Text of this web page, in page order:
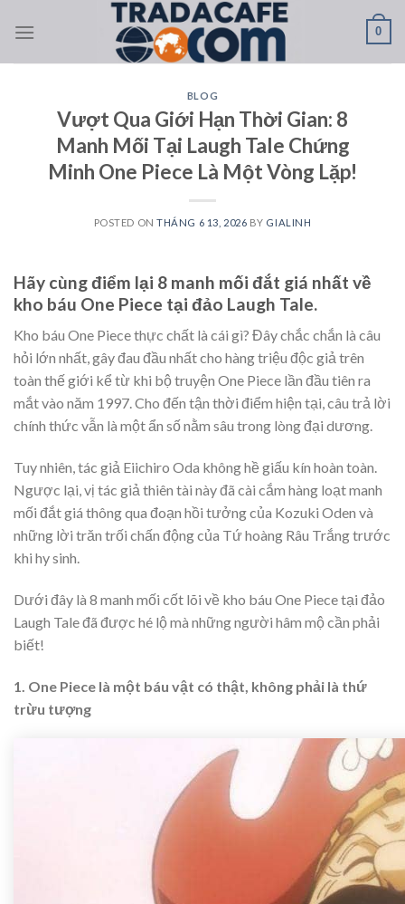
0
BLOG
Vượt Qua Giới Hạn Thời Gian: 8
Manh Mối Tại Laugh Tale Chứng
Minh One Piece Là Một Vòng Lặp!
POSTED ONTHÁNG 6 13, 2026 BY GIALINH
Hãy cùng điểm lại 8 manh mối đắt giá nhất về
kho báu One Piece tại đảo Laugh Tale.
Kho báu One Piece thực chất là cái gì? Đây chắc chắn là câu
hỏi lớn nhất, gây đau đầu nhất cho hàng triệu độc giả trên
toàn thế giới kể từ khi bộ truyện One Piece lần đầu tiên ra
mắt vào năm 1997. Cho đến tận thời điểm hiện tại, câu trả lời
chính thức vẫn là một ẩn số nằm sâu trong lòng đại dương.
Tuy nhiên, tác giả Eiichiro Oda không hề giấu kín hoàn toàn.
Ngược lại, vị tác giả thiên tài này đã cài cắm hàng loạt manh
mối đắt giá thông qua đoạn hồi tưởng của Kozuki Oden và
những lời trăn trối chấn động của Tứ hoàng Râu Trắng trước
khi hy sinh.
Dưới đây là 8 manh mối cốt lõi về kho báu One Piece tại đảo
Laugh Tale đã được hé lộ mà những người hâm mộ cần phải
biết!
1. One Piece là một báu vật có thật, không phải là thứ
trừu tượng